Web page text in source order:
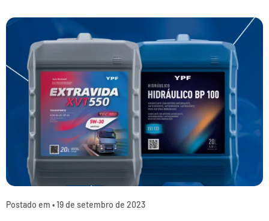
Postado em •19 de setembro de 2023